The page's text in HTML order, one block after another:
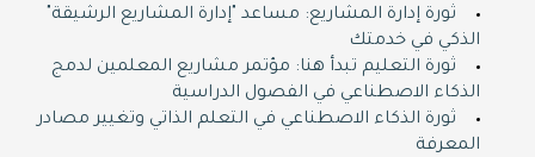
ثورة إدارة المشاريع: مساعد "إدارة المشاريع الرشيقة"
الذكي في خدمتك
ثورة التعليم تبدأ هنا: مؤتمر مشاريع المعلمين لدمج
الذكاء الاصطناعي في الفصول الدراسية
ثورة الذكاء الاصطناعي في التعلم الذاتي وتغيير مصادر
المعرفة